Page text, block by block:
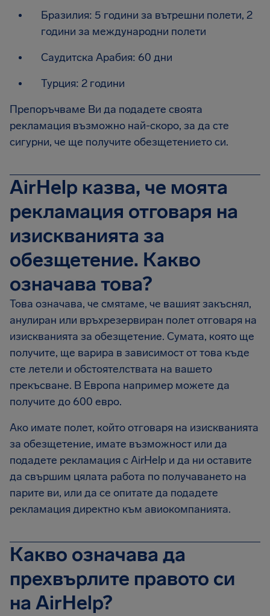
Бразилия: 5 години за вътрешни полети, 2
години за международни полети
Саудитска Арабия: 60 дни
Турция: 2 години
Препоръчваме Ви да подадете своята
рекламация възможно най-скоро, за да сте
сигурни, че ще получите обезщетението си.
AirHelp казва, че моята
рекламация отговаря на
изискванията за
обезщетение. Какво
означава това?
Това означава, че смятаме, че вашият закъснял,
анулиран или връхрезервиран полет отговаря на
изискванията за обезщетение. Сумата, която ще
получите, ще варира в зависимост от това къде
сте летели и обстоятелствата на вашето
прекъсване. В Европа например можете да
получите до 600 евро.
Ако имате полет, който отговаря на изискванията
за обезщетение, имате възможност или да
подадете рекламация с AirHelp и да ни оставите
да свършим цялата работа по получаването на
парите ви, или да се опитате да подадете
рекламация директно към авиокомпанията.
Какво означава да
прехвърлите правото си
на AirHelp?